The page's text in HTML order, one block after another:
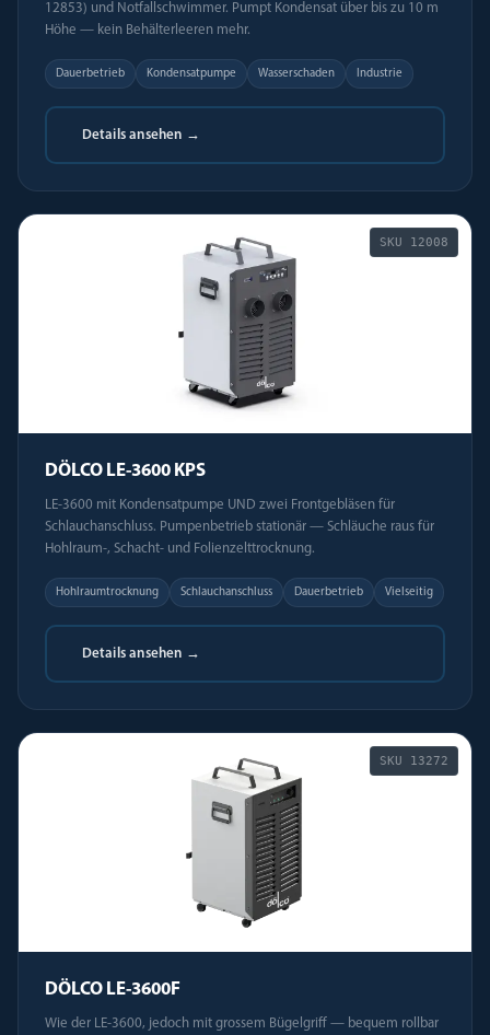
12853) und Notfallschwimmer. Pumpt Kondensat über bis zu 10 m
Höhe — kein Behälterleeren mehr.
Dauerbetrieb Kondensatpumpe Wasserschaden Industrie
Details ansehen →
SKU 12008
DÖLCO LE-3600 KPS
LE-3600 mit Kondensatpumpe UND zwei Frontgebläsen für
Schlauchanschluss. Pumpenbetrieb stationär — Schläuche raus für
Hohlraum-, Schacht- und Folienzelttrocknung.
Hohlraumtrocknung Schlauchanschluss Dauerbetrieb Vielseitig
Details ansehen →
SKU 13272
DÖLCO LE-3600F
Wie der LE-3600, jedoch mit grossem Bügelgriff — bequem rollbar